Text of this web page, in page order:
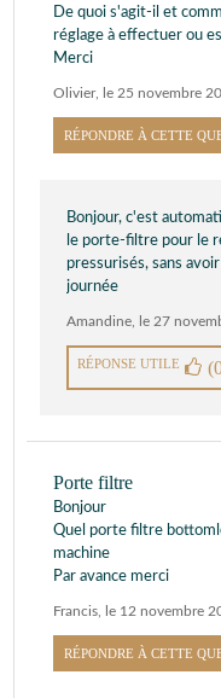
De quoi s'agit-il et
réglage à effectuer ou
Merci
Olivier, le 25 novembre
RÉPONDRE À CETTE
Bonjour, c'est
le porte-filtre pour le
pressurisés, sans
journée
Amandine, le 27
RÉPONSE UTILE
Porte filtre
Bonjour
Quel porte filtre
machine
Par avance merci
Francis, le 12 novembre
RÉPONDRE À CETTE